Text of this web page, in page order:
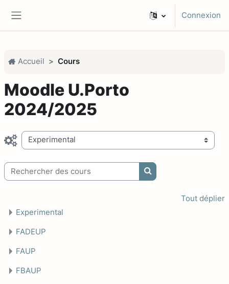
Connexion
Accueil Cours
Moodle U.Porto
2024/2025
Catégories de cours
Rechercher des cours
Rechercher des cours
Tout déplier
Experimental
FADEUP
FAUP
FBAUP